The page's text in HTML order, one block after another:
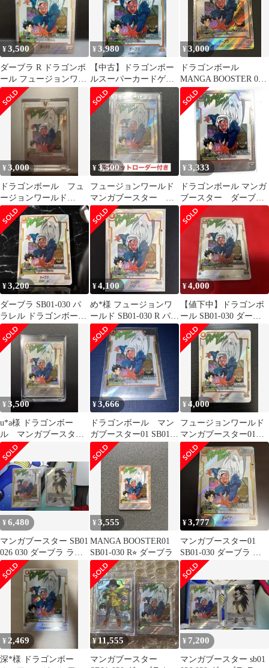
¥3,500
ダーブラ R ドラゴンボ
ール フュージョンワー
ルド
¥3,980
【中古】ドラゴンボー
ルスーパーカードゲー
ム SB01-030[R☆]：ダ
ーブラ
¥3,000
ドラゴンボール
MANGA BOOSTER 01
ダーブラ(パラレル/漫
画絵)
¥3,000
ドラゴンボール フュ
ージョンワールド
SB01-030 R★ ダーブラ
¥3,500
フュージョンワールド
マンガブースター R
パラレル ダーブラ
5B01-035
¥ 3,333
ドラゴンボール マンガ
ブースター ダーブ
ラ パラレル
¥3,200
ダーブラ SB01-030 パ
ラレル ドラゴンボール
フュージョンワールド
¥4,100
め*️様 フュージョンワ
ールド SB01-030 R パラ
レル マンガブースター
¥4,000
【値下中】ドラゴンボ
ール SB01-030 ダーブ
ラ R★ パラレル
¥3,500
u*a様 ドラゴンボー
ル マンガブースター
01 SB01-030 ダーブラ
パラ
¥3,666
ドラゴンボール マン
ガブースター01 SB01-
030 ダーブラ パラレル
¥4,000
フュージョンワールド
マンガブースター01
SB01-030 パラレル ダ
ーブラ
¥6,480
マンガブースター SB01
026 030 ダーブラ ラデ
ィッツ パラレル
¥3,555
MANGA BOOSTER01
SB01-030 R⭐︎ ダーブラ
¥3,777
マンガブースター01
SB01-030 ダーブラ パ
ラレル
¥2,469
深*様 ドラゴンボー
¥11,555
マンガブースター
¥ 7,200
マンガブースター sb01